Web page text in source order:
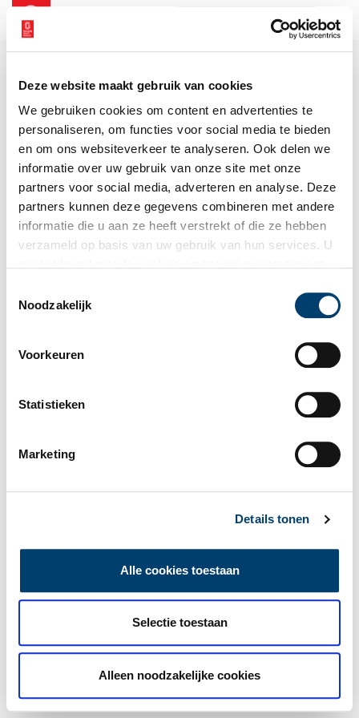
Deze website maakt gebruik van cookies
We gebruiken cookies om content en advertenties te
personaliseren, om functies voor social media te bieden
en om ons websiteverkeer te analyseren. Ook delen we
informatie over uw gebruik van onze site met onze
partners voor social media, adverteren en analyse. Deze
partners kunnen deze gegevens combineren met andere
informatie die u aan ze heeft verstrekt of die ze hebben
verzameld op basis van uw gebruik van hun services. U
Noodzakelijk
Voorkeuren
Statistieken
Marketing
Details tonen
Alle cookies toestaan
Selectie toestaan
Alleen noodzakelijke cookies